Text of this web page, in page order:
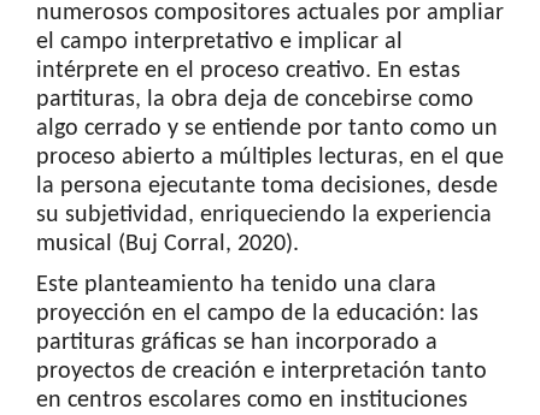
numerosos compositores actuales por ampliar
el campo interpretativo e implicar al
intérprete en el proceso creativo. En estas
partituras, la obra deja de concebirse como
algo cerrado y se entiende por tanto como un
proceso abierto a múltiples lecturas, en el que
la persona ejecutante toma decisiones, desde
su subjetividad, enriqueciendo la experiencia
musical (Buj Corral, 2020).
Este planteamiento ha tenido una clara
proyección en el campo de la educación: las
partituras gráficas se han incorporado a
proyectos de creación e interpretación tanto
en centros escolares como en instituciones